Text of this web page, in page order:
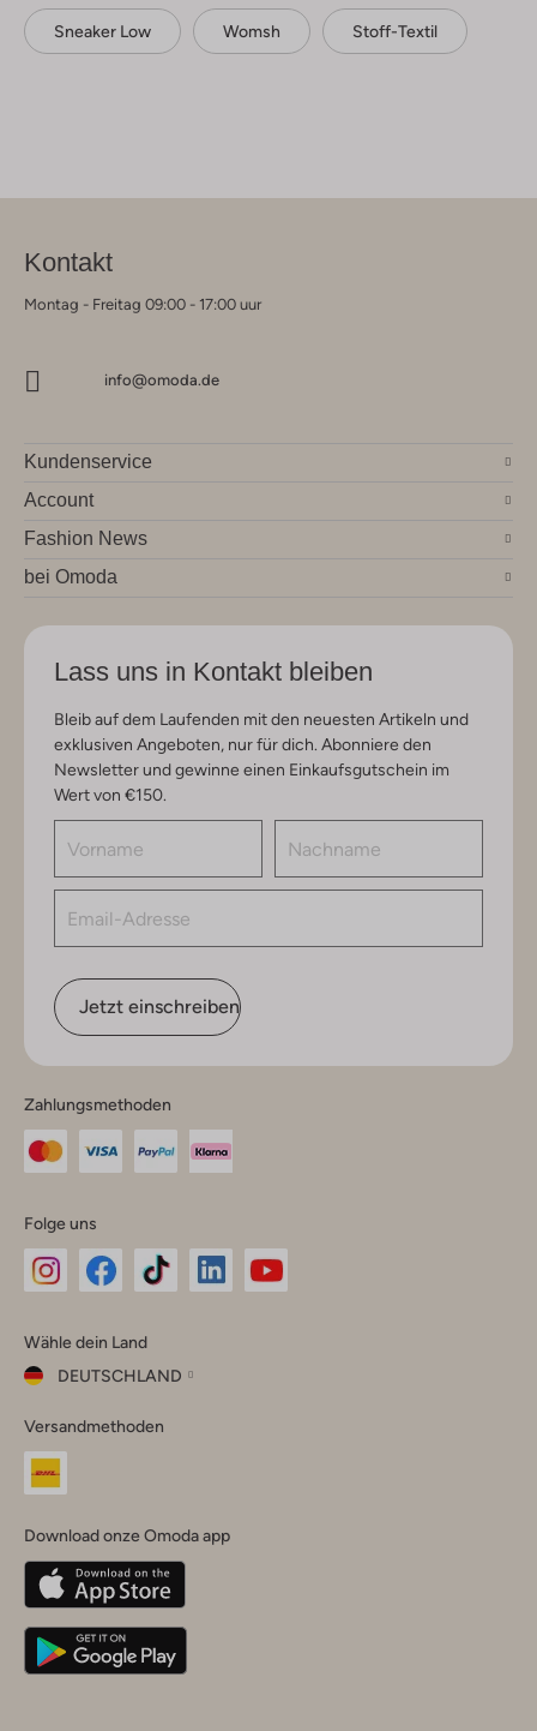
Sneaker Low Womsh Stoff-Textil
Kontakt
Montag - Freitag 09:00 - 17:00 uur
info@omoda.de
Kundenservice
Account
Fashion News
bei Omoda
Lass uns in Kontakt bleiben
Bleib auf dem Laufenden mit den neuesten Artikeln und
exklusiven Angeboten, nur für dich. Abonniere den
Newsletter und gewinne einen Einkaufsgutschein im
Wert von €150.
Jetzt einschreiben
Zahlungsmethoden
Folge uns
Instagram
Facebook
TikTok
Wähle dein Land
DEUTSCHLAND
dein
Land
Belgique(Français)
Deutschland
Versandmethoden
Download onze Omoda app